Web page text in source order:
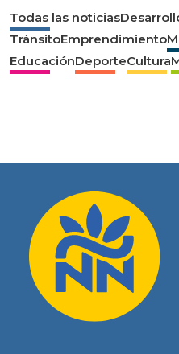
Todas las noticias
TránsitoEmprendimiento
EducaciónDeporteCultura